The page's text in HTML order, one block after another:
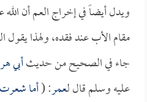
ويدل أيضاً في إخراج العم أن
مقام الأب عند فقده، ولهذا يقول
جاء في الصحيح من حديثأبي
عليه وسلم قال لعمر: (أما